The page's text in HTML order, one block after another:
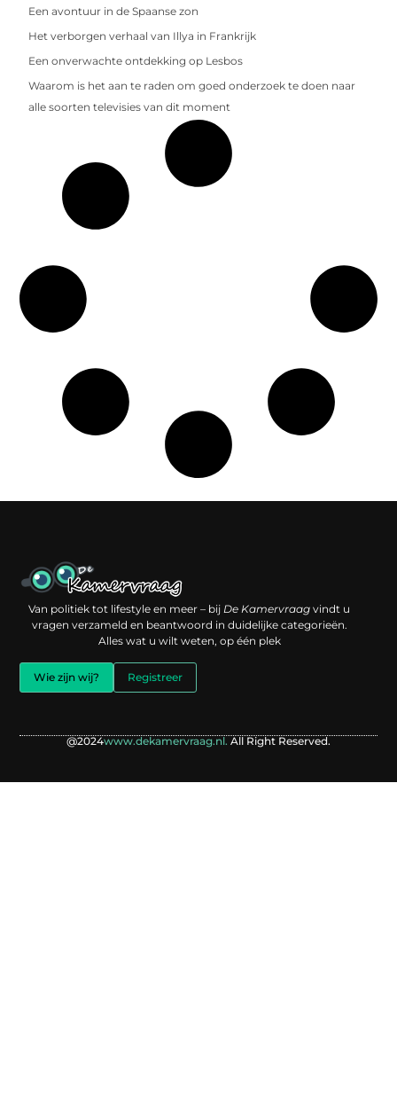
Een avontuur in de Spaanse zon
Het verborgen verhaal van Illya in Frankrijk
Een onverwachte ontdekking op Lesbos
Waarom is het aan te raden om goed onderzoek te doen naar
alle soorten televisies van dit moment
Van politiek tot lifestyle en meer – bijDe Kamervraag vindt u
vragen verzameld en beantwoord in duidelijke categorieën.
Alles wat u wilt weten, op één plek
Wie zijn wij? Registreer
@2024www.dekamervraag.nl. All Right Reserved.